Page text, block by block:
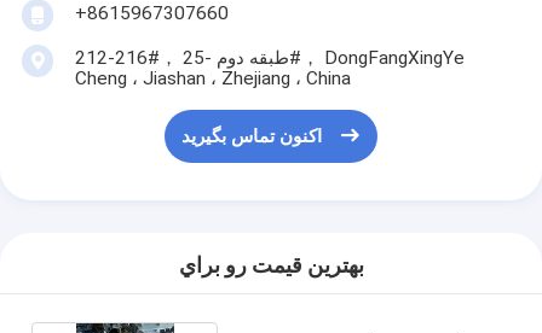
+8615967307660
212-216#， طبقه دوم -25#， DongFangXingYe
Cheng ، Jiashan ، Zhejiang ، China
اکنون تماس بگیرید
بهترين قيمت رو براي